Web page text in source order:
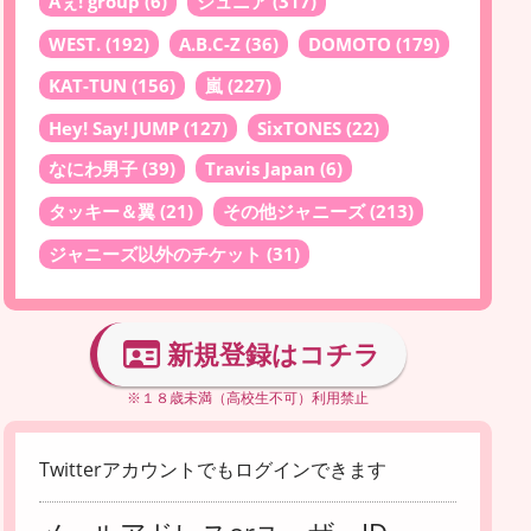
WEST. (192) A.B.C-Z (36) DOMOTO (179)
KAT-TUN (156) 嵐 (227)
Hey! Say! JUMP (127) SixTONES (22)
なにわ男子 (39) Travis Japan (6)
タッキー＆翼 (21) その他ジャニーズ(213)
ジャニーズ以外のチケット (31)
新規登録はコチラ
※１８歳未満（高校生不可）利用禁止
Twitterアカウントでもログインできます